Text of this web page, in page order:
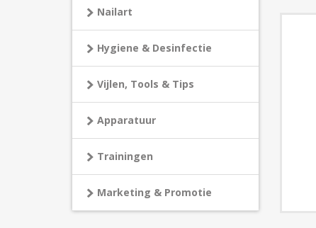
Nailart
Hygiene & Desinfectie
Vijlen, Tools & Tips
Apparatuur
Trainingen
Marketing & Promotie